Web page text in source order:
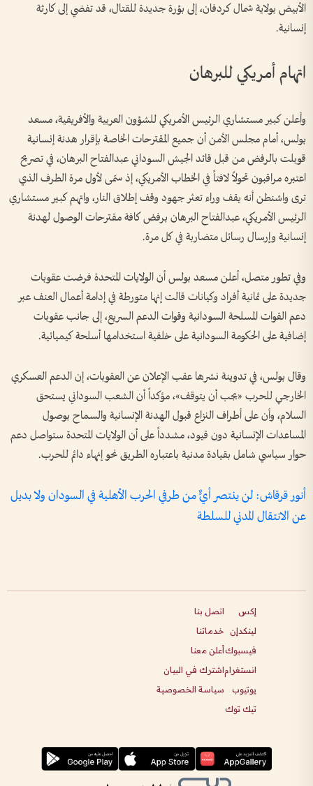
الأبيض بولاية شمال كردفان، إلى بؤرة جديدة للقتال، قد تفضي إلى كارثة
إنسانية.
اتهام أمريكي للبرهان
وأعلن كبير مستشاري الرئيس الأمريكي للشؤون العربية والأفريقية، مسعد
بولس، أمام مجلس الأمن أن جميع المقترحات الخاصة بإقرار هدنة إنسانية
قوبلت بالرفض من قبل قائد الجيش السوداني عبدالفتاح البرهان، في تصريح
اعتبره مراقبون تحولاً لافتاً في الخطاب الأمريكي، إذ سمّى لأول مرة الطرف الذي
ترى واشنطن أنه يقف وراء تعثر جهود وقف إطلاق النار، واتهم كبير مستشاري
الرئيس الأمريكي، عبدالفتاح البرهان برفض كافة مقترحات الوصول لهدنة
إنسانية وإرسال رسائل متضاربة في كل مرة.
وفي تطور متصل، أعلن مسعد بولس أن الولايات المتحدة فرضت عقوبات
جديدة على ثمانية أفراد وكيانات قالت إنها متورطة في إدامة أعمال العنف عبر
دعم القوات المسلحة السودانية وقوات الدعم السريع، إلى جانب عقوبات
إضافية على الحكومة السودانية على خلفية استخدامها أسلحة كيميائية.
وقال بولس، في تدوينة نشرها عقب الإعلان عن العقوبات، إن الدعم العسكري
الخارجي للحرب «يجب أن يتوقف»، مؤكداً أن الشعب السوداني يستحق
السلام، وأن على أطراف النزاع قبول الهدنة الإنسانية والسماح بوصول
المساعدات الإنسانية دون قيود، مشدداً على أن الولايات المتحدة ستواصل دعم
حوار سياسي شامل بقيادة مدنية باعتباره الطريق نحو إنهاء دائم للحرب.
أنور قرقاش: لن ينتصر أيٌّ من طرفي الحرب الأهلية في السودان ولا بديل
عن الانتقال المدني للسلطة
إكس
لينكدإن
فيسبوك
انستغرام
يوتيوب
تيك توك
اتصل بنا
خدماتنا
أعلن معنا
اشترك في البيان
سياسة الخصوصية